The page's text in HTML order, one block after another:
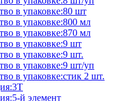
в упаковке:80 шт
в упаковке:800 мл
в упаковке:870 мл
в упаковке:9 шт
в упаковке:9 шт.
в упаковке:9 шт/уп
в упаковке:стик 2 шт.
й элемент